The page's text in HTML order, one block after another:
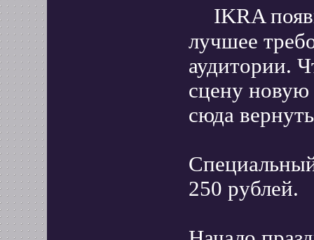
IKRA
лучшее
аудитории.
сцену
сюда
250 рублей.